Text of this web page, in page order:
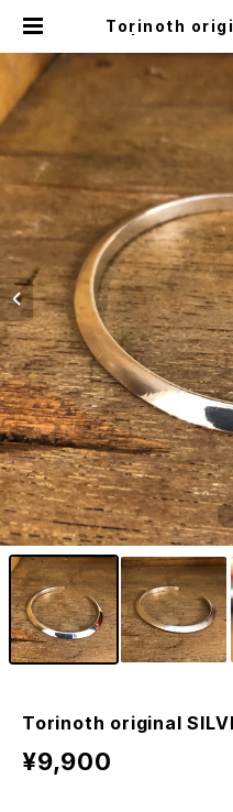
Torinoth
楽坂のリサイ
Torinoth original
¥9,900